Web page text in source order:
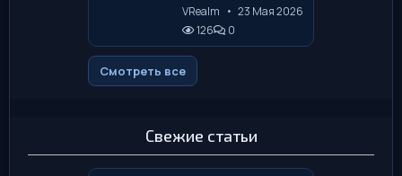
VRealm • 23 Мая 2026
126
0
Смотреть все
Свежие статьи